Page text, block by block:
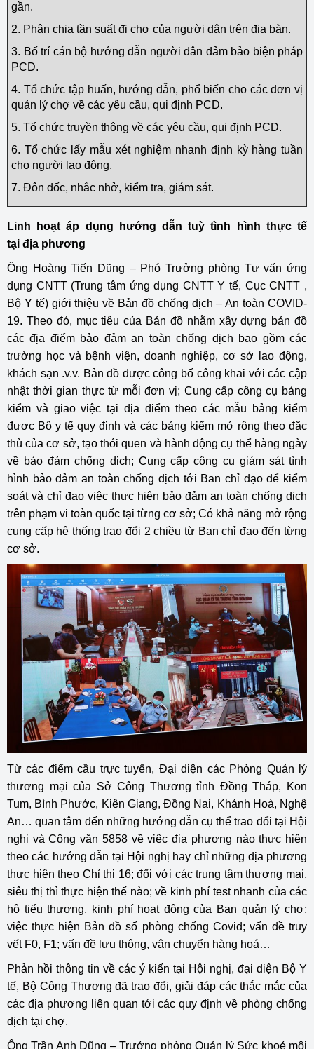
gần.
2. Phân chia tần suất đi chợ của người dân trên địa bàn.
3. Bố trí cán bộ hướng dẫn người dân đảm bảo biện pháp
PCD.
4. Tổ chức tập huấn, hướng dẫn, phổ biến cho các đơn vị
quản lý chợ về các yêu cầu, qui định PCD.
5. Tổ chức truyền thông về các yêu cầu, qui định PCD.
6. Tổ chức lấy mẫu xét nghiệm nhanh định kỳ hàng tuần
cho người lao động.
7. Đôn đốc, nhắc nhở, kiểm tra, giám sát.
Linh hoạt áp dụng hướng dẫn tuỳ tình hình thực tế
tại địa phương
Ông Hoàng Tiến Dũng – Phó Trưởng phòng Tư vấn ứng
dụng CNTT (Trung tâm ứng dụng CNTT Y tế, Cục CNTT ,
Bộ Y tế) giới thiệu về Bản đồ chống dịch – An toàn COVID-
19. Theo đó, mục tiêu của Bản đồ nhằm xây dựng bản đồ
các địa điểm bảo đảm an toàn chống dịch bao gồm các
trường học và bệnh viện, doanh nghiệp, cơ sở lao động,
khách sạn .v.v. Bản đồ được công bố công khai với các cập
nhật thời gian thực từ mỗi đơn vị; Cung cấp công cụ bảng
kiểm và giao việc tại địa điểm theo các mẫu bảng kiểm
được Bộ y tế quy định và các bảng kiểm mở rộng theo đặc
thù của cơ sở, tạo thói quen và hành động cụ thể hàng ngày
về bảo đảm chống dịch; Cung cấp công cụ giám sát tình
hình bảo đảm an toàn chống dịch tới Ban chỉ đạo để kiểm
soát và chỉ đạo việc thực hiện bảo đảm an toàn chống dịch
trên phạm vi toàn quốc tại từng cơ sở; Có khả năng mở rộng
cung cấp hệ thống trao đổi 2 chiều từ Ban chỉ đạo đến từng
cơ sở.
Từ các điểm cầu trực tuyến, Đại diện các Phòng Quản lý
thương mại của Sở Công Thương tỉnh Đồng Tháp, Kon
Tum, Bình Phước, Kiên Giang, Đồng Nai, Khánh Hoà, Nghệ
An… quan tâm đến những hướng dẫn cụ thể trao đổi tại Hội
nghị và Công văn 5858 về việc địa phương nào thực hiện
theo các hướng dẫn tại Hội nghị hay chỉ những địa phương
thực hiện theo Chỉ thị 16; đối với các trung tâm thương mại,
siêu thị thì thực hiện thế nào; về kinh phí test nhanh của các
hộ tiểu thương, kinh phí hoạt động của Ban quản lý chợ;
việc thực hiện Bản đồ số phòng chống Covid; vấn đề truy
vết F0, F1; vấn đề lưu thông, vận chuyển hàng hoá…
Phản hồi thông tin về các ý kiến tại Hội nghị, đại diện Bộ Y
tế, Bộ Công Thương đã trao đổi, giải đáp các thắc mắc của
các địa phương liên quan tới các quy định về phòng chống
dịch tại chợ.
Ông Trần Anh Dũng – Trưởng phòng Quản lý Sức khoẻ môi